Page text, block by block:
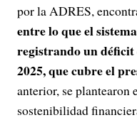
por la ADRES,
entre lo que el
registrando un déficit
2025, que cubre el
anterior, se plantearon
sostenibilidad